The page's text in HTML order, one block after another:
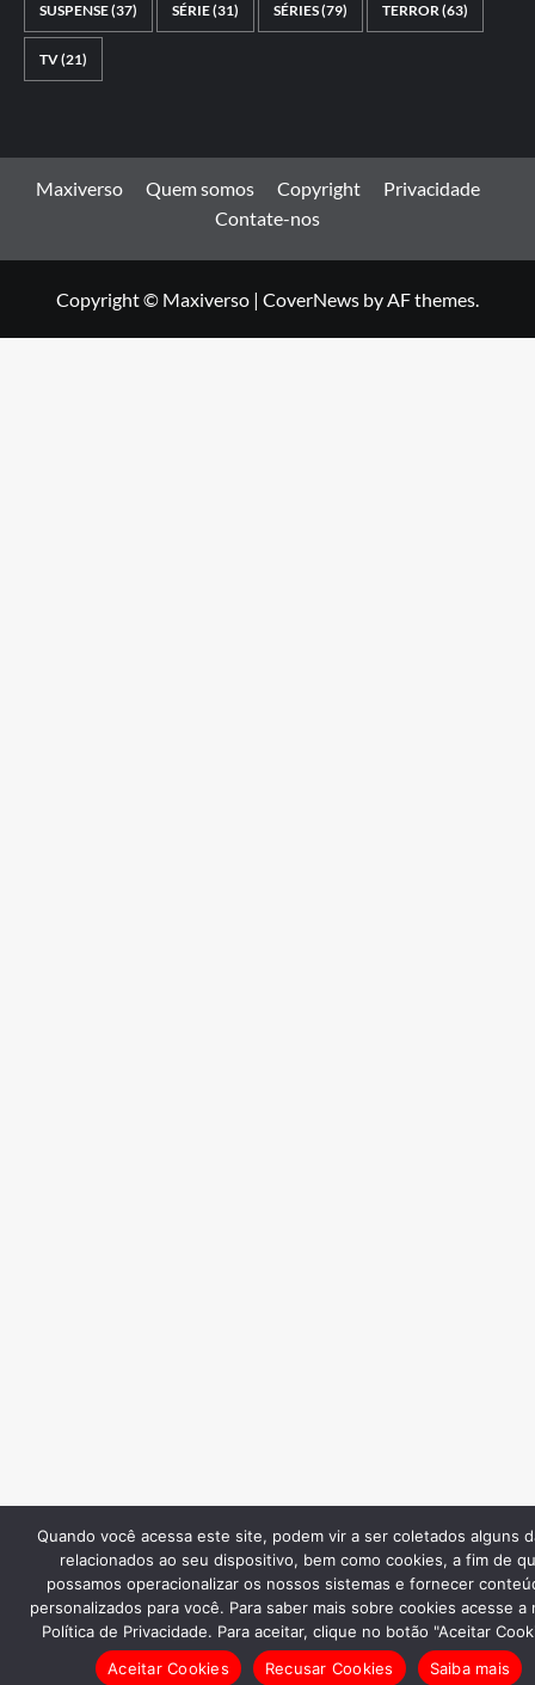
SUSPENSE(37) SÉRIE(31) SÉRIES(79) TERROR(63)
TV(21)
Maxiverso Quem somos Copyright
Privacidade
Contate-nos
Copyright © Maxiverso | CoverNews by AF themes.
Quando você acessa este site, podem vir a ser coletados alguns
relacionados ao seu dispositivo, bem como cookies, a fim de
possamos operacionalizar os nossos sistemas e fornecer
personalizados para você. Para saber mais sobre cookies acesse a
Política de Privacidade. Para aceitar, clique no botão "Aceitar
Aceitar Cookies
Recusar Cookies Saiba mais